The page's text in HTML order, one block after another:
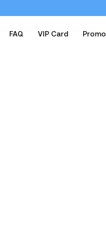
FAQ VIP Card Promo